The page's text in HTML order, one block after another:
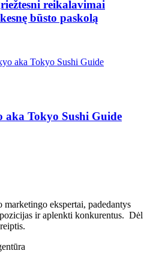
reikalavimai
būsto paskolą
aka Tokyo Sushi Guide
marketingo ekspertai, padedantys
ir aplenkti konkurentus. Dėl